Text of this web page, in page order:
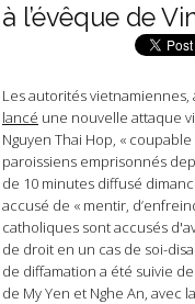
à l’évêque de
Les autorités
lancé une nouvelle attaque
Nguyen Thai Hop, «
paroissiens emprisonnés
de 10 minutes diffusé
accusé de « mentir,
catholiques sont accusés
de droit en un cas de soi-
de diffamation a été suivie
de My Yen et Nghe An, avec